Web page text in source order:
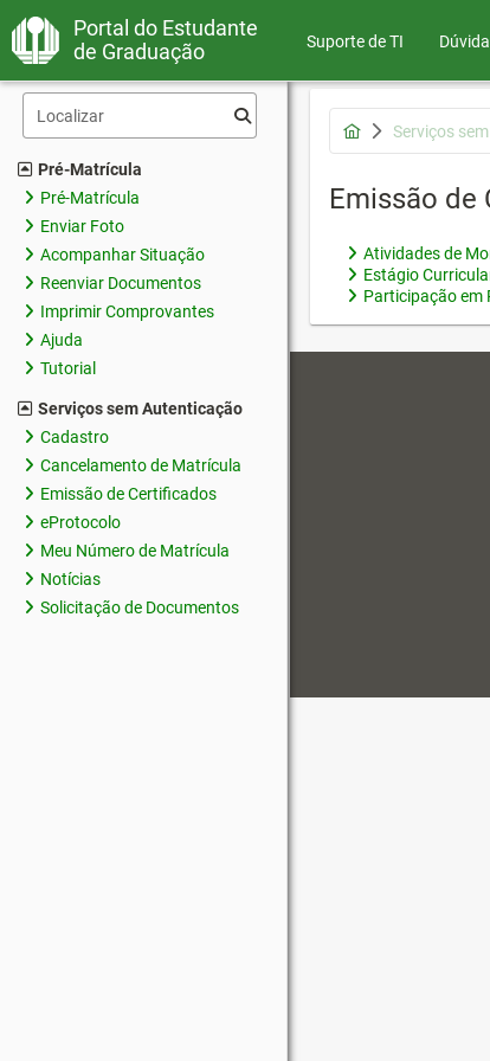
Portal do Estudante
de Graduação
Suporte de TI
Pré-Matrícula
Pré-Matrícula
Enviar Foto
Acompanhar Situação
Reenviar Documentos
Imprimir Comprovantes
Ajuda
Tutorial
Serviços sem Autenticação
Cadastro
Cancelamento de Matrícula
Emissão de Certificados
eProtocolo
Meu Número de Matrícula
Notícias
Solicitação de Documentos
Serviços
Emissão de
Atividades de
Estágio
Participação em